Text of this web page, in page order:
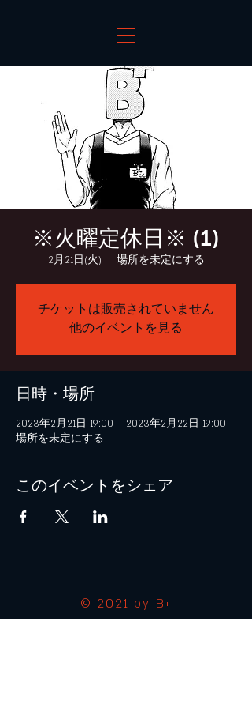
※火曜定休日※ (1)
2月21日(火)
  |
場所を未定にする
チケットは販売されていません
他のイベントを見る
日時・場所
2023年2月21日 19:00 – 2023年2月22日 19:00
場所を未定にする
このイベントをシェア
© 2021 by B+